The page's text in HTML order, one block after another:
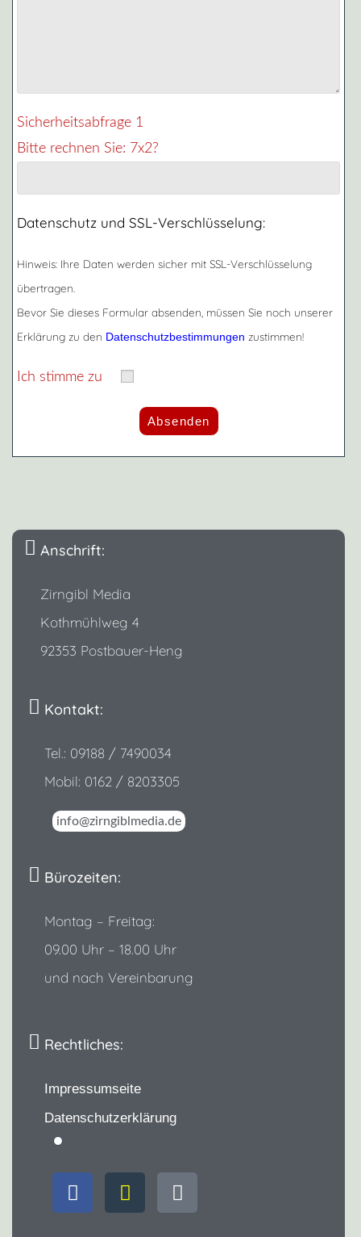
Sicherheitsabfrage 1
Bitte rechnen Sie: 7x2?
Datenschutz und SSL-Verschlüsselung:
Hinweis: Ihre Daten werden sicher mit SSL-Verschlüsselung
übertragen.
Bevor Sie dieses Formular absenden, müssen Sie noch unserer
Erklärung zu den Datenschutzbestimmungen zustimmen!
Ich stimme zu
Anschrift:
Zirngibl Media
Kothmühlweg 4
92353 Postbauer-Heng
Kontakt:
Tel.: 09188 / 7490034
Mobil: 0162 / 8203305
info@zirngiblmedia.de
Bürozeiten:
Montag – Freitag:
09.00 Uhr – 18.00 Uhr
und nach Vereinbarung
Rechtliches:
Impressumseite
Datenschutzerklärung